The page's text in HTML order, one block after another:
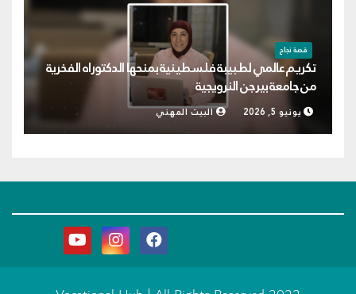
قصة نجاح
تكريم عالمي لطبيبة فلسطينية بمنحها الدكتوراه الفخرية
من جامعة بيرجن النرويجية
يونيو 5, 2026 البيت المهني